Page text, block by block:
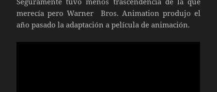
merecía pero Warner Bros. Animation produjo el
año pasado la adaptación a película de animación.